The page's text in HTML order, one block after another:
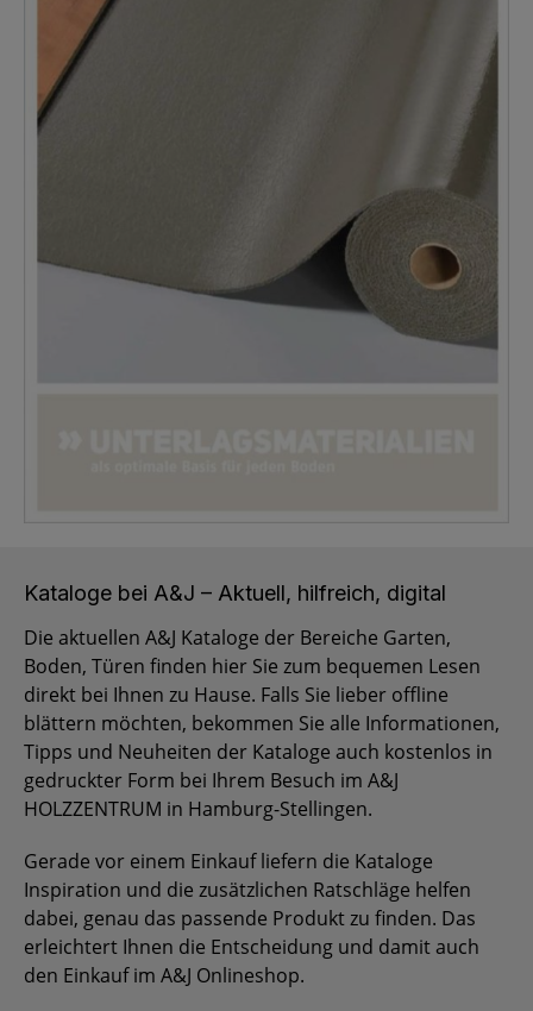
Kataloge bei A&J – Aktuell, hilfreich, digital
Die aktuellen A&J Kataloge der Bereiche Garten,
Boden, Türen finden hier Sie zum bequemen Lesen
direkt bei Ihnen zu Hause. Falls Sie lieber offline
blättern möchten, bekommen Sie alle Informationen,
Tipps und Neuheiten der Kataloge auch kostenlos in
gedruckter Form bei Ihrem Besuch im A&J
HOLZZENTRUM in Hamburg-Stellingen.
Gerade vor einem Einkauf liefern die Kataloge
Inspiration und die zusätzlichen Ratschläge helfen
dabei, genau das passende Produkt zu finden. Das
erleichtert Ihnen die Entscheidung und damit auch
den Einkauf im A&J Onlineshop.